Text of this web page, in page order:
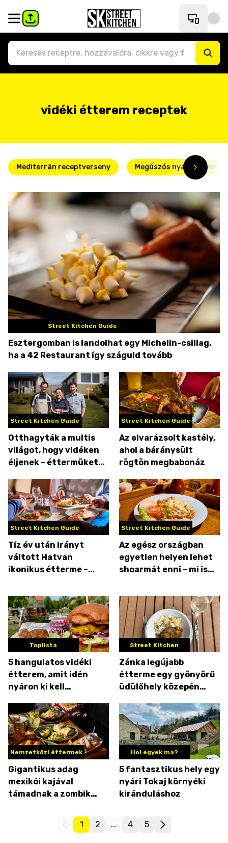
vidéki étterem receptek
Mediterrán receptverseny Megúszós nyári
Street Kitchen Guide
Esztergomban is landolhat egy Michelin-csillag,
ha a 42 Restaurant így száguld tovább
Street Kitchen Guide
Otthagyták a multis
világot, hogy vidéken
éljenek – éttermüket
Street Kitchen Guide
Az elvarázsolt kastély,
ahol a báránysült
rögtön megbabonáz
Street Kitchen Guide
Tíz év után irányt
váltott Hatvan
ikonikus étterme –
Grassalkovich Étterem
új étlapját!
Street Kitchen Guide
Az egész országban
egyetlen helyen lehet
shoarmát enni – mi is
Toplista
5 hangulatos vidéki
étterem, amit idén
nyáron ki kell
Street Kitchen
Zánka legújabb
étterme egy gyönyörű
üdülőhely közepén
Nemzetközi éttermek
Gigantikus adag
mexikói kajával
támadnak a zombik
Hol egyek ma?
5 fantasztikus hely egy
nyári Tokaj környéki
kiránduláshoz
1 2 ... 4 5